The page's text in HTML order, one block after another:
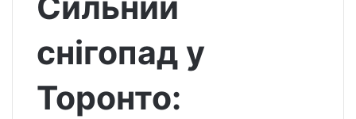
снігопад у
Торонто: